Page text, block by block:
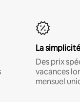
La
Des prix
vacances
mensuel